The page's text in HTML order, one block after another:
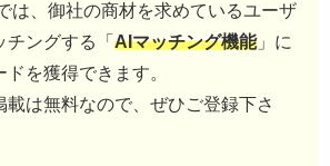
は、御社の商材を求めているユーザ
ングする「 AIマッチング機能」に
を獲得できます。
載は無料なので、ぜひご登録下さ